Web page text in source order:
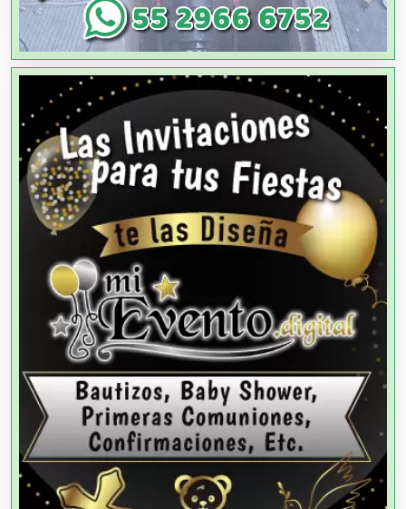
Almacenaje
Alquiler de Autos
Alquiler de Equipos para Fiestas
Alquiler de Sillas y Mesas
Alquiler de Trajes de Etiqueta
Alta Costura
Aluminio
Ambulancias
Análisis Clínicos